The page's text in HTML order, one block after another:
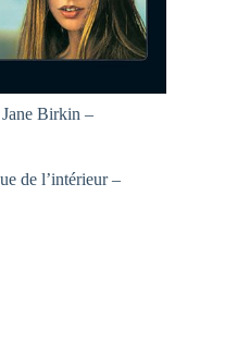
Birkin –
de l’intérieur –